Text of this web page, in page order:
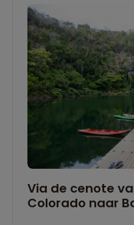
Via de cenote
Colorado naar